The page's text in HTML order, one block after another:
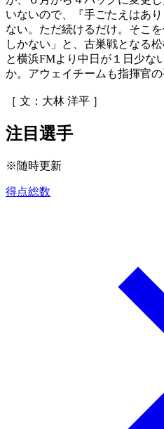
いないので、『手ごたえはあ
ない。ただ続けるだけ。そこ
しかない」と、古巣戦となる
と横浜FMより中日が１日少な
か。アウェイチームも指揮官
［ 文：大林 洋平 ］
注目選手
※随時更新
得点総数